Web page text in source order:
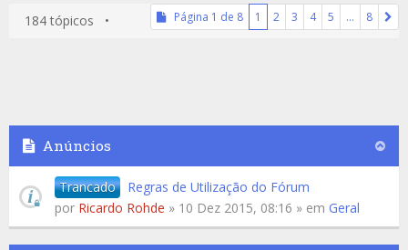
184 tópicos • Página 1 de 8 1 2 3 4 5 … 8
Anúncios
Trancado
Regras de Utilização do Fórum
por Ricardo Rohde » 10 Dez 2015, 08:16 » em Geral